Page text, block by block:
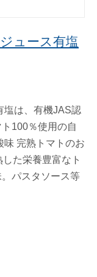
ュース有塩
塩は、有機JAS認
100％使用の自
味 完熟トマトのお
た栄養豊富なト
パスタソース等